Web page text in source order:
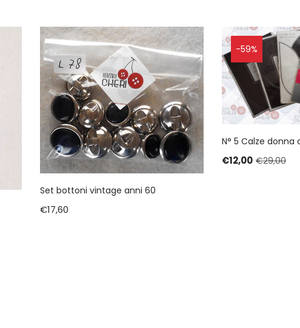
Set bottoni vintage anni 60
€17,60
-59%
N° 5 Calze donna
€12,00 €29,00